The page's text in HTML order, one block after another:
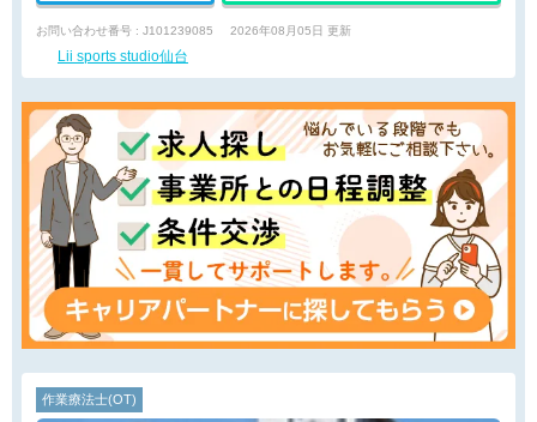
お問い合わせ番号 : J101239085 2026年08月05日 更新
Lii sports studio仙台
作業療法士(OT)